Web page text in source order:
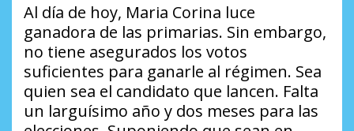
Al día de hoy, Maria Corina luce
ganadora de las primarias. Sin embargo,
no tiene asegurados los votos
suficientes para ganarle al régimen. Sea
quien sea el candidato que lancen. Falta
un larguísimo año y dos meses para las